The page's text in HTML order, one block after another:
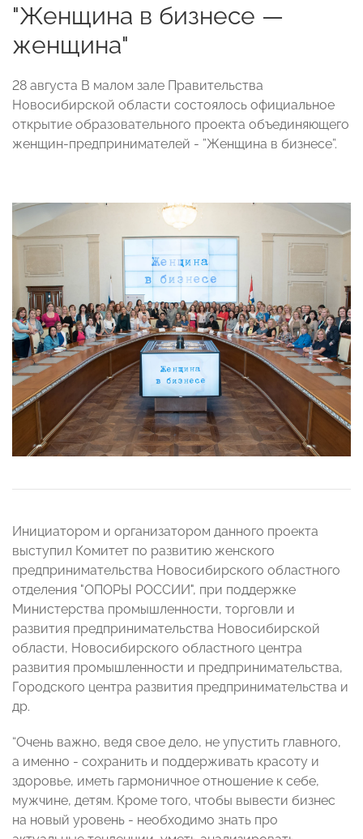
"Женщина в бизнесе —
женщина"
28 августа В малом зале Правительства
Новосибирской области состоялось официальное
открытие образовательного проекта объединяющего
женщин-предпринимателей - ”Женщина в бизнесе”.
Инициатором и организатором данного проекта
выступил Комитет по развитию женского
предпринимательства Новосибирского областного
отделения "ОПОРЫ РОССИИ", при поддержке
Министерства промышленности, торговли и
развития предпринимательства Новосибирской
области, Новосибирского областного центра
развития промышленности и предпринимательства,
Городского центра развития предпринимательства и
др.
“Очень важно, ведя свое дело, не упустить главного,
а именно - сохранить и поддерживать красоту и
здоровье, иметь гармоничное отношение к себе,
мужчине, детям. Кроме того, чтобы вывести бизнес
на новый уровень - необходимо знать про